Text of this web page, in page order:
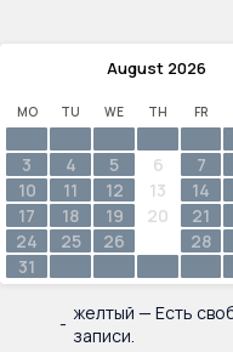
August 2026
MO TU WE TH FR
3
4 5 ·
6 7
10
11 12 ··
13 14
17
18 19 ··
20 21
24
25 26 28
31
- желтый — Есть
записи.